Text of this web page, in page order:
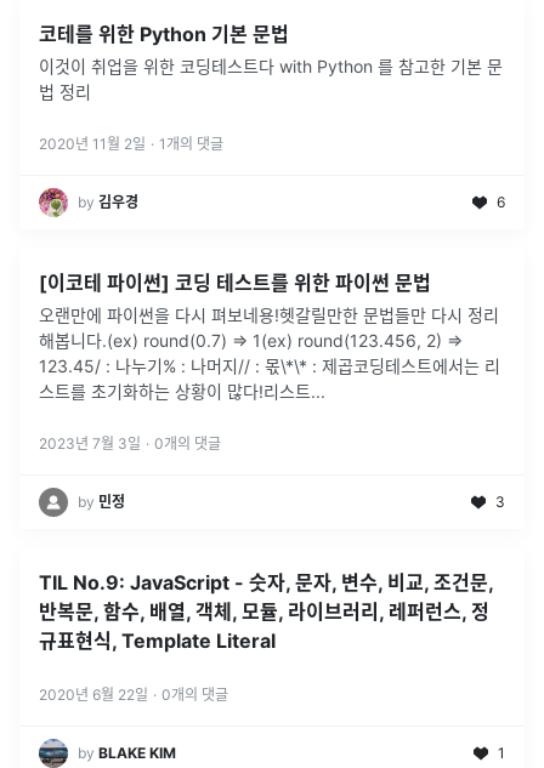
코테를 위한 Python 기본 문법
이것이 취업을 위한 코딩테스트다 with Python 를 참고한 기본 문
법 정리
2020년 11월 2일 · 1 개의 댓글
by 김우경 6
[이코테 파이썬] 코딩 테스트를 위한 파이썬 문법
오랜만에 파이썬을 다시 펴보네용!헷갈릴만한 문법들만 다시 정리
해봅니다.(ex) round(0.7) => 1(ex) round(123.456, 2) =>
123.45/ : 나누기% : 나머지// : 몫\*\* : 제곱코딩테스트에서는 리
스트를 초기화하는 상황이 많다!리스트...
2023년 7월 3일 · 0개의 댓글
by 민정 3
TIL No.9: JavaScript - 숫자, 문자, 변수, 비교, 조건문,
반복문, 함수, 배열, 객체, 모듈, 라이브러리, 레퍼런스, 정
규표현식, Template Literal
2020년 6월 22일 · 0개의 댓글
by BLAKE KIM 1